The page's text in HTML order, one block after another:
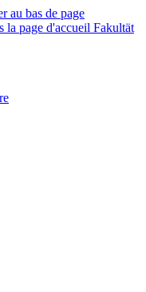
au bas de page
Fakultät